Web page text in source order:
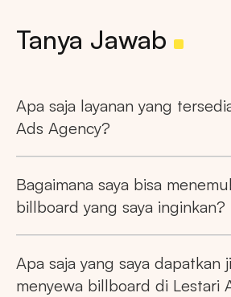
DKI JAKARTA BALI
JAWA TENGAH RIAU
Tanya Jawab
Apa saja layanan yang
Ads Agency?
Bagaimana saya bisa
billboard yang saya inginkan?
Apa saja yang saya dapatkan
menyewa billboard di Lestari